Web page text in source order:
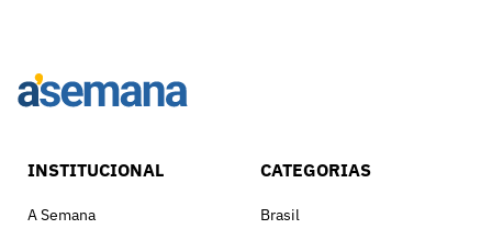
INSTITUCIONAL
A Semana
CATEGORIAS
Brasil